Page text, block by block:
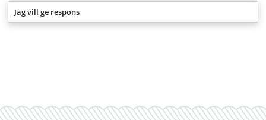
Jag vill ge respons